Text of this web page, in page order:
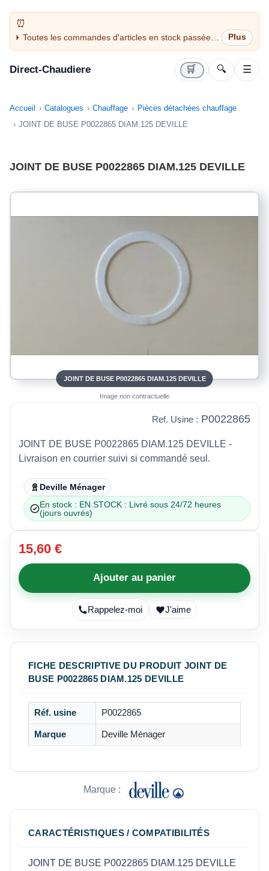
Toutes les commandes d'articles en stock passées
avant 14H sont expédiées le jour même (jours
Direct-Chaudiere 🛒 🔍 ☰
Accueil Catalogues Chauffage
Pièces détachées chauffage
JOINT DE BUSE P0022865 DIAM.125 DEVILLE
JOINT DE BUSE P0022865 DIAM.125 DEVILLE
JOINT DE BUSE P0022865 DIAM.125 DEVILLE
Image non contractuelle
Ref. Usine : P0022865
JOINT DE BUSE P0022865 DIAM.125 DEVILLE -
Livraison en courrier suivi si commandé seul.
Deville Ménager
En stock : EN STOCK : Livré sous 24/72 heures
(jours ouvrés)
15,60 €
Ajouter au panier
Rappelez-moi J'aime
FICHE DESCRIPTIVE DU PRODUIT JOINT DE
BUSE P0022865 DIAM.125 DEVILLE
Réf. usine P0022865
Marque Deville Ménager
Marque :
CARACTÉRISTIQUES / COMPATIBILITÉS
JOINT DE BUSE P0022865 DIAM.125 DEVILLE